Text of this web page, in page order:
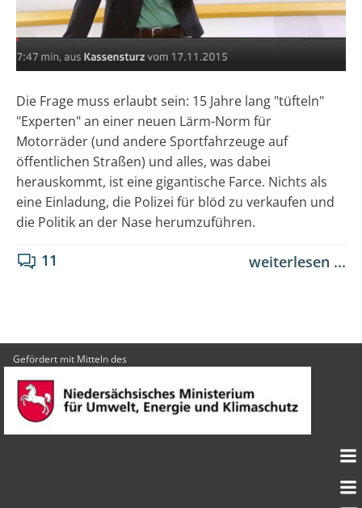
Die Frage muss erlaubt sein: 15 Jahre lang "tüfteln"
"Experten" an einer neuen Lärm-Norm für
Motorräder (und andere Sportfahrzeuge auf
öffentlichen Straßen) und alles, was dabei
herauskommt, ist eine gigantische Farce. Nichts als
eine Einladung, die Polizei für blöd zu verkaufen und
die Politik an der Nase herumzuführen.
11 weiterlesen ...
Gefördert mit Mitteln des